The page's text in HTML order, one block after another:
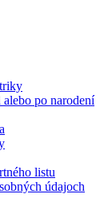
po narodení
listu
údajoch